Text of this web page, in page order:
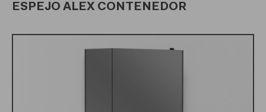
ESPEJO ALEX CONTENEDOR